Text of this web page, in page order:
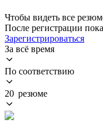
Чтобы видеть все
После регистрации
Зарегистрироваться
За всё время
По соответствию
20 резюме